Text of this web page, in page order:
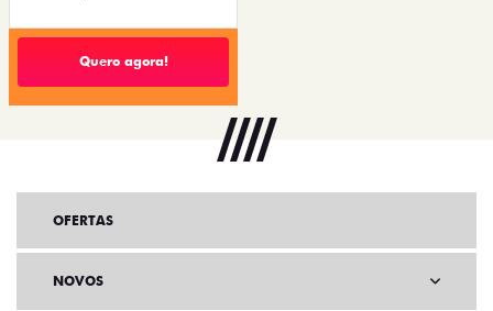
Quero agora!
OFERTAS
NOVOS